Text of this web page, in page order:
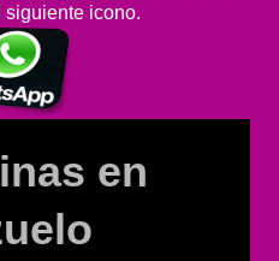
siguiente icono.
en